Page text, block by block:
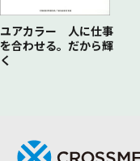
ユアカラー 人に仕事
を合わせる。だから輝
く